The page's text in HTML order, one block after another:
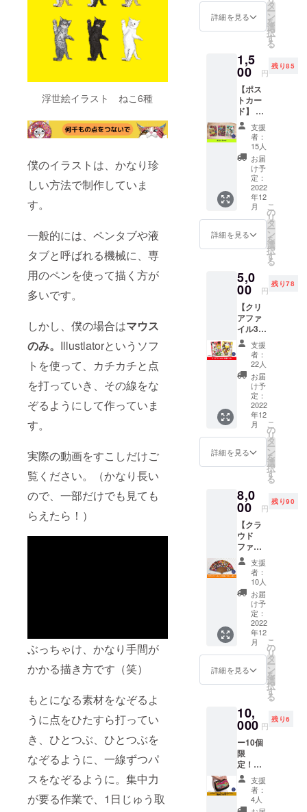
浮世絵イラスト ねこ6種
僕のイラストは、かなり珍
しい方法で制作していま
す。
一般的には、ペンタブや液
タブと呼ばれる機械に、専
用のペンを使って描く方が
多いです。
しかし、僕の場合はマウス
のみ。 Illustlatorというソフ
トを使って、カチカチと点
を打っていき、その線をな
ぞるようにして作っていま
す。
実際の動画をすこしだけご
覧ください。（かなり長い
ので、一部だけでも見ても
らえたら！）
ぶっちゃけ、かなり手間が
かかる描き方です（笑）
もとになる素材をなぞるよ
うに点をひたすら打ってい
き、ひとつぶ、ひとつぶを
なぞるように、一線ずつパ
スをなぞるように。集中力
が要る作業で、1日じゅう取
彩色で、
ポップで、
れて、好き
なものを詰
め込んだ和
テイストの
イラストで
す。
Tシャツを
作ってみた
ら、周りで
は好評で
Amazonか
ら、アメリ
入してもら
い、世界に
進出してみ
たいとも思
うようにな
りました。
和を、アー
トを、身近
に感じても
らえたと思
います。
のメー
ルをお
送りい
ちら
は、プ
ロジェ
クトを
ただた
だ応援
したい
方向け
のリ
ターン
です。
上乗せ
支援大
歓迎で
す！
詳細を見る
タ
ー
ン
を
選
択
す
る
1,5
00 円
残り85
【ポス
トカー
ド】 グ
ラ
フィッ
クデザ
イナー
NORIM
A. のイ
ラスト
ポスト
カード3
種類を
各1枚ず
つセッ
たしま
す。 ※
送料込
みのお
値段で
す。
支援
者：
15人
お届
け予
定：
2022
年12
月
詳細を見る
こ
の
リ
タ
ー
ン
を
選
択
す
る
5,0
00 円
残り78
【クリ
アファ
イル3種
セッ
ト】 グ
フィッ
クデザ
イナー
NORIM
A. のA4
サイズ
クリア
ファイ
ル3種を
各1枚ず
トでお
届けい
たしま
す。
花・浮
世絵・
猫の
セット
です。
※送料込
みのお
値段で
す。
支援
者：
22人
お届
け予
定：
2022
年12
月
詳細を見る
こ
の
リ
タ
ー
ン
を
選
択
す
る
8,0
00 円
残り90
【クラ
ウド
ファン
ディン
グ限定
イラス
ト～扇
子～】
グラ
フィッ
クデザ
イナー
NORIM
A. のク
ラウド
グ限定
イラス
トで
作った
扇子を
お届け
いたし
ます。
ねこ・
支援
者：
10人
お届
け予
定：
2022
年12
月
詳細を見る
こ
の
リ
タ
ー
ン
を
選
択
す
る
10,
000 円
残り6
ー10個
限
定！ー
【クラ
ウド
ファン
ディン
支援
者：
4人